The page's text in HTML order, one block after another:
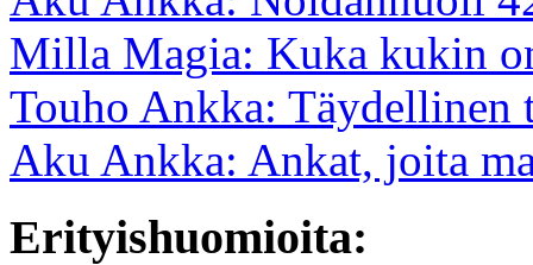
Milla Magia: Kuka kukin
Touho Ankka: Täydellinen
Aku Ankka: Ankat, joita
Erityishuomioita: